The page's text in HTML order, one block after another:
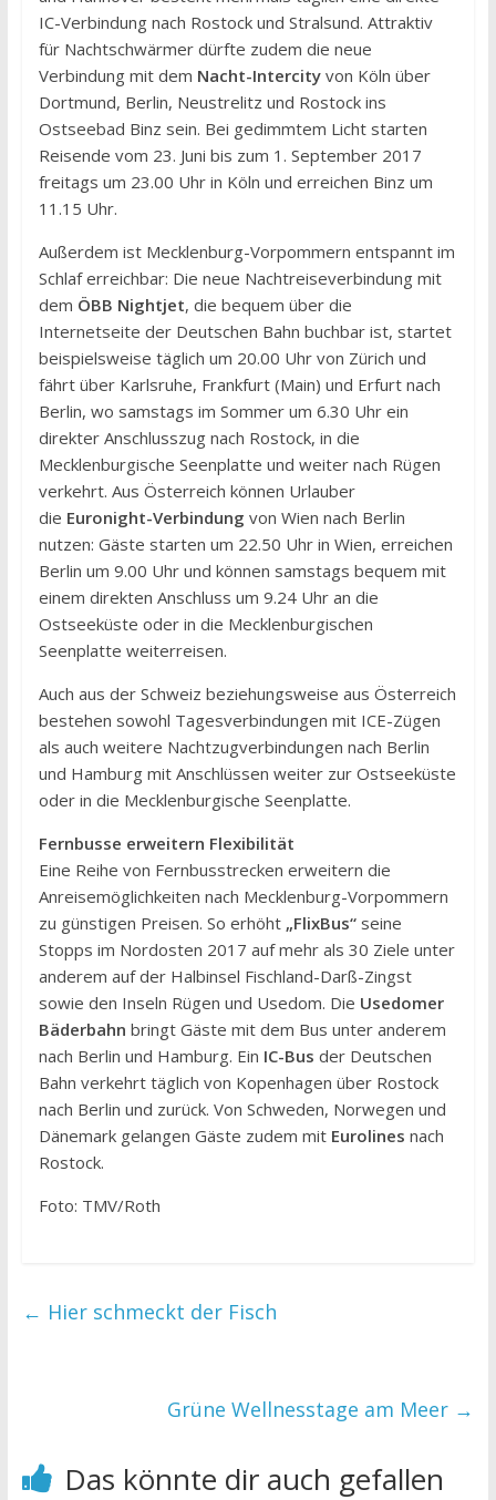
IC-Verbindung nach Rostock und Stralsund. Attraktiv
für Nachtschwärmer dürfte zudem die neue
Verbindung mit dem Nacht-Intercityvon Köln über
Dortmund, Berlin, Neustrelitz und Rostock ins
Ostseebad Binz sein. Bei gedimmtem Licht starten
Reisende vom 23. Juni bis zum 1. September 2017
freitags um 23.00 Uhr in Köln und erreichen Binz um
11.15 Uhr.
Außerdem ist Mecklenburg-Vorpommern entspannt im
Schlaf erreichbar: Die neue Nachtreiseverbindung mit
dem ÖBB Nightjet, die bequem über die
Internetseite der Deutschen Bahn buchbar ist, startet
beispielsweise täglich um 20.00 Uhr von Zürich und
fährt über Karlsruhe, Frankfurt (Main) und Erfurt nach
Berlin, wo samstags im Sommer um 6.30 Uhr ein
direkter Anschlusszug nach Rostock, in die
Mecklenburgische Seenplatte und weiter nach Rügen
verkehrt. Aus Österreich können Urlauber
die Euronight-Verbindung von Wien nach Berlin
nutzen: Gäste starten um 22.50 Uhr in Wien, erreichen
Berlin um 9.00 Uhr und können samstags bequem mit
einem direkten Anschluss um 9.24 Uhr an die
Ostseeküste oder in die Mecklenburgischen
Seenplatte weiterreisen.
Auch aus der Schweiz beziehungsweise aus Österreich
bestehen sowohl Tagesverbindungen mit ICE-Zügen
als auch weitere Nachtzugverbindungen nach Berlin
und Hamburg mit Anschlüssen weiter zur Ostseeküste
oder in die Mecklenburgische Seenplatte.
Fernbusse erweitern Flexibilität
Eine Reihe von Fernbusstrecken erweitern die
Anreisemöglichkeiten nach Mecklenburg-Vorpommern
zu günstigen Preisen. So erhöht „FlixBus“seine
Stopps im Nordosten 2017 auf mehr als 30 Ziele unter
anderem auf der Halbinsel Fischland-Darß-Zingst
sowie den Inseln Rügen und Usedom. Die Usedomer
Bäderbahn bringt Gäste mit dem Bus unter anderem
nach Berlin und Hamburg. Ein IC-Bus der Deutschen
Bahn verkehrt täglich von Kopenhagen über Rostock
nach Berlin und zurück. Von Schweden, Norwegen und
Dänemark gelangen Gäste zudem mit Eurolines nach
Rostock.
Foto: TMV/Roth
← Hier schmeckt der Fisch
Grüne Wellnesstage am Meer →
Das könnte dir auch gefallen